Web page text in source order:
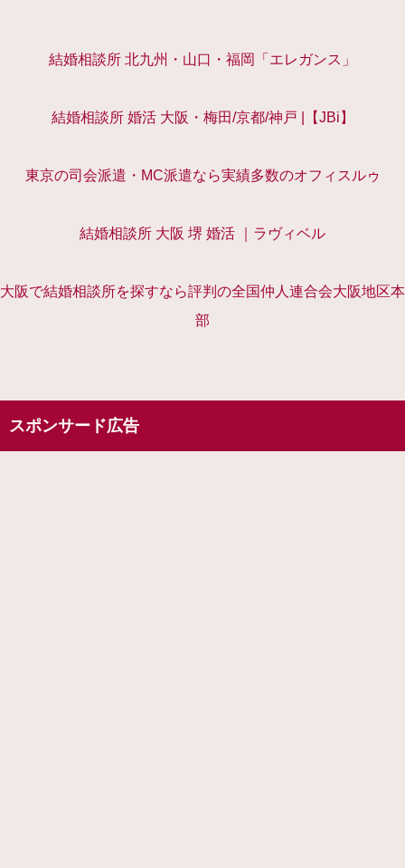
結婚相談所 北九州・山口・福岡「エレガンス」
結婚相談所 婚活 大阪・梅田/京都/神戸 |【JBi】
東京の司会派遣・MC派遣なら実績多数のオフィスルゥ
結婚相談所 大阪 堺 婚活 ｜ラヴィベル
大阪で結婚相談所を探すなら評判の全国仲人連合会大阪地区本
部
スポンサード広告